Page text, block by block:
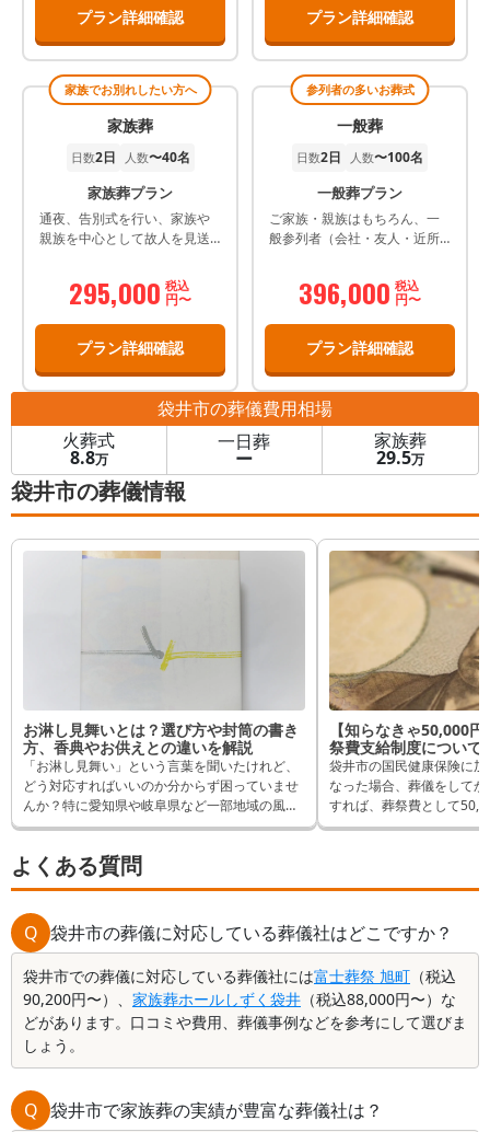
プラン詳細確認 プラン詳細確認
家族でお別れしたい方へ
家族葬
日数2日 人数〜40名
家族葬プラン
通夜、告別式を行い、家族や
親族を中心として故人を見送
295,000 税込
円〜
プラン詳細確認
参列者の多いお葬式
一般葬
日数2日 人数〜100名
一般葬プラン
ご家族・親族はもちろん、一
般参列者（会社・友人・近所
夜・告別式を二日間にかけて
実施するプランとなります。
396,000 税込
円〜
プラン詳細確認
袋井市の葬儀費用相場
火葬式
8.8万
一日葬
ー
家族葬
29.5万
袋井市の葬儀情報
お淋し見舞いとは？選び方や封筒の書き
方、香典やお供えとの違いを解説
「お淋し見舞い」という言葉を聞いたけれど、
どう対応すればいいのか分からず困っていませ
んか？特に愛知県や岐阜県など一部地域の風習
であるため、初めて耳にした方にとっては戸惑
舞いの基本から、渡し方や書き方、品物選びの
具体例まで、分かりやすく解説します。
【知らなきゃ50,000
祭費支給制度について
袋井市の国民健康保険に
なった場合、葬儀をして
すれば、葬祭費として
できます。 逆に申請しな
は申請方法など詳しく解
よくある質問
Q 袋井市の葬儀に対応している葬儀社はどこですか？
袋井市での葬儀に対応している葬儀社には富士葬祭 旭町 （税込
90,200円〜）、 家族葬ホールしずく袋井 （税込88,000円〜）な
どがあります。口コミや費用、葬儀事例などを参考にして選びま
しょう。
Q 袋井市で家族葬の実績が豊富な葬儀社は？